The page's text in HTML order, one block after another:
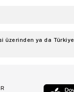
üzerinden ya da Türkiye